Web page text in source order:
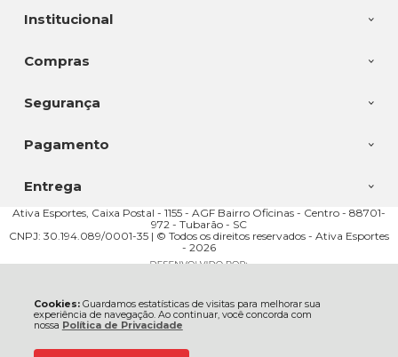
Cookies: Guardamos estatísticas de visitas para melhorar sua
experiência de navegação. Ao continuar, você concorda com
nossa Política de Privacidade
Institucional
Compras
Segurança
Pagamento
Entrega
Ativa Esportes, Caixa Postal - 1155 - AGF Bairro Oficinas - Centro - 88701-
972 - Tubarão - SC
CNPJ: 30.194.089/0001-35 | © Todos os direitos reservados - Ativa Esportes
- 2026